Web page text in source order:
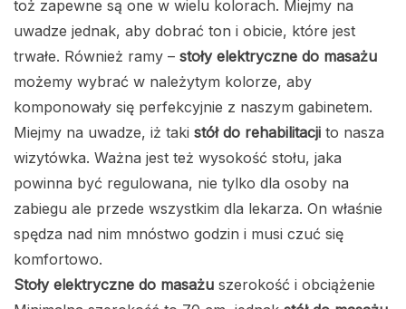
toż zapewne są one w wielu kolorach. Miejmy na
uwadze jednak, aby dobrać ton i obicie, które jest
trwałe. Również ramy – stoły elektryczne do masażu
możemy wybrać w należytym kolorze, aby
komponowały się perfekcyjnie z naszym gabinetem.
Miejmy na uwadze, iż taki stół do rehabilitacji to nasza
wizytówka. Ważna jest też wysokość stołu, jaka
powinna być regulowana, nie tylko dla osoby na
zabiegu ale przede wszystkim dla lekarza. On właśnie
spędza nad nim mnóstwo godzin i musi czuć się
komfortowo.
Stoły elektryczne do masażu szerokość i obciążenie